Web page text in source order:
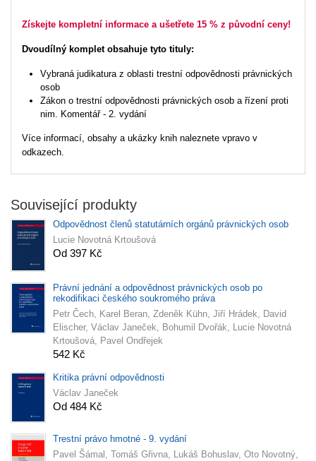
Získejte kompletní informace a ušetřete 15 % z původní ceny!
Dvoudílný komplet obsahuje tyto tituly:
Vybraná judikatura z oblasti trestní odpovědnosti právnických
osob
Zákon o trestní odpovědnosti právnických osob a řízení proti
nim. Komentář - 2. vydání
Více informací, obsahy a ukázky knih naleznete vpravo v
odkazech.
Související produkty
Odpovědnost členů statutárních orgánů právnických osob
Lucie Novotná Krtoušová
Od 397 Kč
Právní jednání a odpovědnost právnických osob po
rekodifikaci českého soukromého práva
Petr Čech, Karel Beran, Zdeněk Kühn, Jiří Hrádek, David
Elischer, Václav Janeček, Bohumil Dvořák, Lucie Novotná
Krtoušová, Pavel Ondřejek
542 Kč
Kritika právní odpovědnosti
Václav Janeček
Od 484 Kč
Trestní právo hmotné - 9. vydání
Pavel Šámal, Tomáš Gřivna, Lukáš Bohuslav, Oto Novotný,